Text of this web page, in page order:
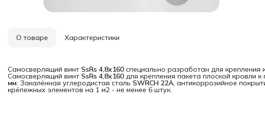
О товаре Характеристики
Самосверлящий винт SsRs 4,8x160 специально разработан для крепления
Самосверлящий винт SsRs 4,8x160 для крепления пакета плоской кровли
мм. Закалённая углеродистая сталь SWRCH 22A, антикоррозийное
крёпежных элементов на 1 м2 - не менее 6 штук.